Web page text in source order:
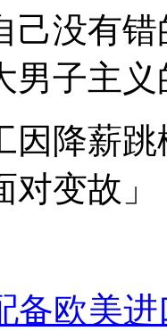
己没有
男子主
因降薪
对变故
备欧美